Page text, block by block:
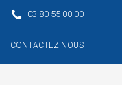
03 80 55 00 00
CONTACTEZ-NOUS